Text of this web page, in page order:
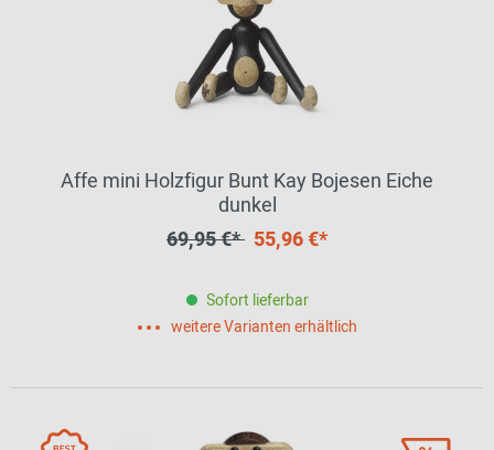
Affe mini Holzfigur Bunt Kay Bojesen Eiche
dunkel
69,95 €* 55,96 €*
Sofort lieferbar
weitere Varianten erhältlich